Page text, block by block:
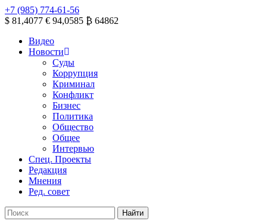
+7 (985) 774-61-56
$ 81,4077 € 94,0585 ₿ 64862
Видео
Новости
Суды
Коррупция
Криминал
Конфликт
Бизнес
Политика
Общество
Общее
Интервью
Спец. Проекты
Редакция
Мнения
Ред. совет